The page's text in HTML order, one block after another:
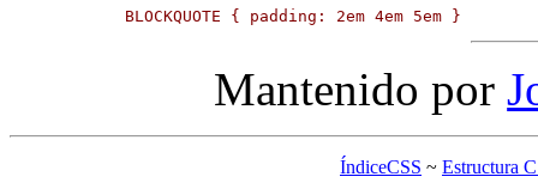
BLOCKQUOTE { padding: 2em 4em 5em }
Mantenido por
ÍndiceCSS ~ Estructura